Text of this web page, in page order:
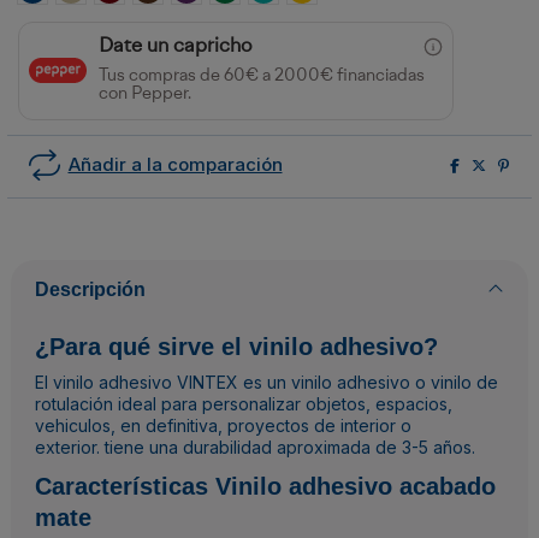
Date un capricho
Tus compras de 60€ a 2000€ financiadas
con Pepper.
Añadir a la comparación
Descripción
¿Para qué sirve el vinilo adhesivo?
El vinilo adhesivo VINTEX es un vinilo adhesivo o vinilo de
rotulación ideal para personalizar objetos, espacios,
vehiculos, en definitiva, proyectos de interior o
exterior. tiene una durabilidad aproximada de 3-5 años.
Características Vinilo adhesivo acabado
mate